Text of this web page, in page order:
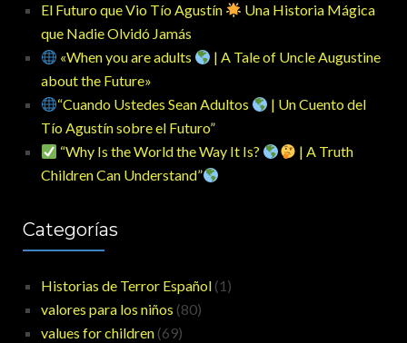
El Futuro que Vio Tío Agustín
Una Historia Mágica
que Nadie Olvidó Jamás
«When you are adults
| A Tale of Uncle Augustine
about the Future»
“Cuando Ustedes Sean Adultos
| Un Cuento del
Tío Agustín sobre el Futuro”
“Why Is the World the Way It Is?
| A Truth
Children Can Understand”
Categorías
Historias de Terror Español (1)
valores para los niños (80)
values for children (69)